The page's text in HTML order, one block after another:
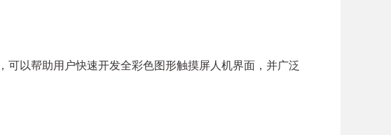
以帮助用户快速开发全彩色图形触摸屏人机界面，并广泛